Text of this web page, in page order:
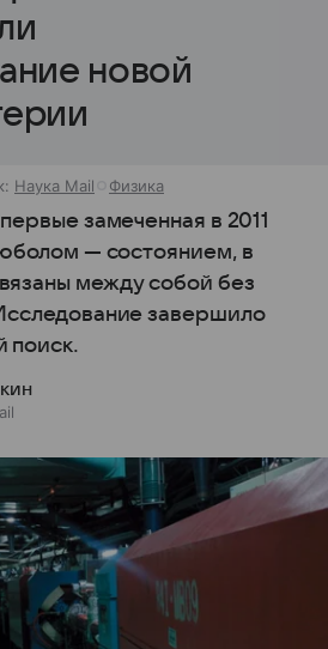
новой
Наука Mail Физика
замеченная в 2011
— состоянием, в
между собой без
завершило
поиск.